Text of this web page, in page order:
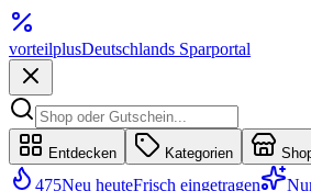
vorteilplusDeutschlands Sparportal
Entdecken Kategorien
475Neu heuteFrisch eingetragen